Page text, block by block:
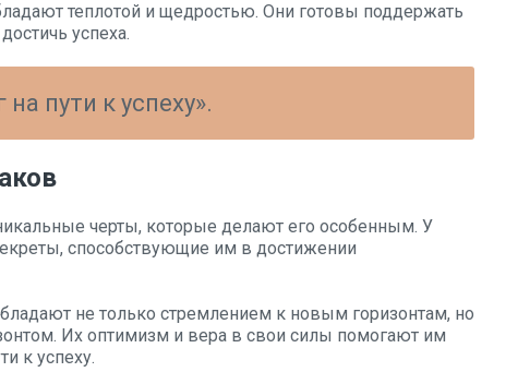
теплотой и щедростью. Они готовы поддержать
успеха.
пути к успеху».
черты, которые делают его особенным. У
способствующие им в достижении
не только стремлением к новым горизонтам, но
Их оптимизм и вера в свои силы помогают им
к успеху.